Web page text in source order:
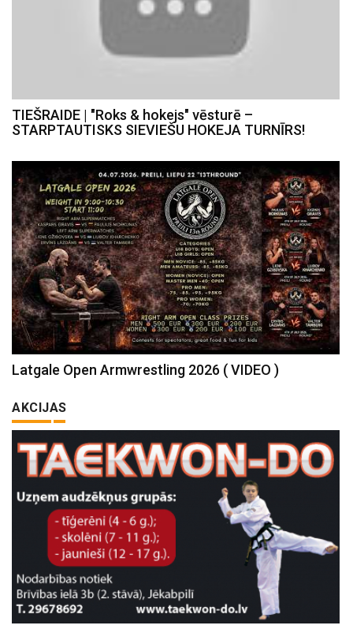
TIEŠRAIDE | "Roks & hokejs" vēsturē –
STARPTAUTISKS SIEVIEŠU HOKEJA TURNĪRS!
Latgale Open Armwrestling 2026 ( VIDEO )
AKCIJAS